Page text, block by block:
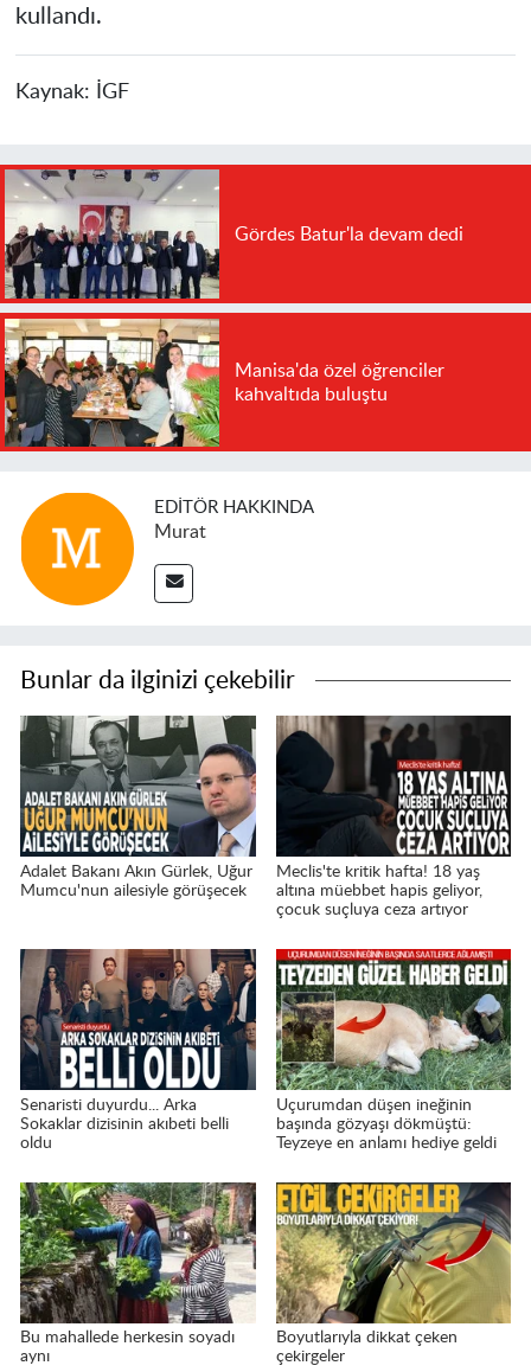
kullandı.
Kaynak: İGF
Gördes Batur'la devam dedi
Manisa'da özel öğrenciler
kahvaltıda buluştu
EDITÖR HAKKINDA
Murat
Bunlar da ilginizi çekebilir
Adalet Bakanı Akın Gürlek, Uğur
Mumcu'nun ailesiyle görüşecek
Meclis'te kritik hafta! 18 yaş
altına müebbet hapis geliyor,
çocuk suçluya ceza artıyor
Senaristi duyurdu... Arka
Sokaklar dizisinin akıbeti belli
oldu
Uçurumdan düşen ineğinin
başında gözyaşı dökmüştü:
Teyzeye en anlamı hediye geldi
Bu mahallede herkesin soyadı
aynı
Boyutlarıyla dikkat çeken
çekirgeler